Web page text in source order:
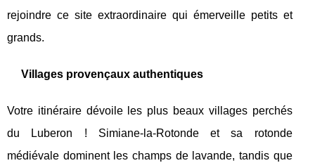
rejoindre ce site extraordinaire qui émerveille petits et
grands.
Villages provençaux authentiques
Votre itinéraire dévoile les plus beaux villages perchés
du Luberon ! Simiane-la-Rotonde et sa rotonde
médiévale dominent les champs de lavande, tandis que